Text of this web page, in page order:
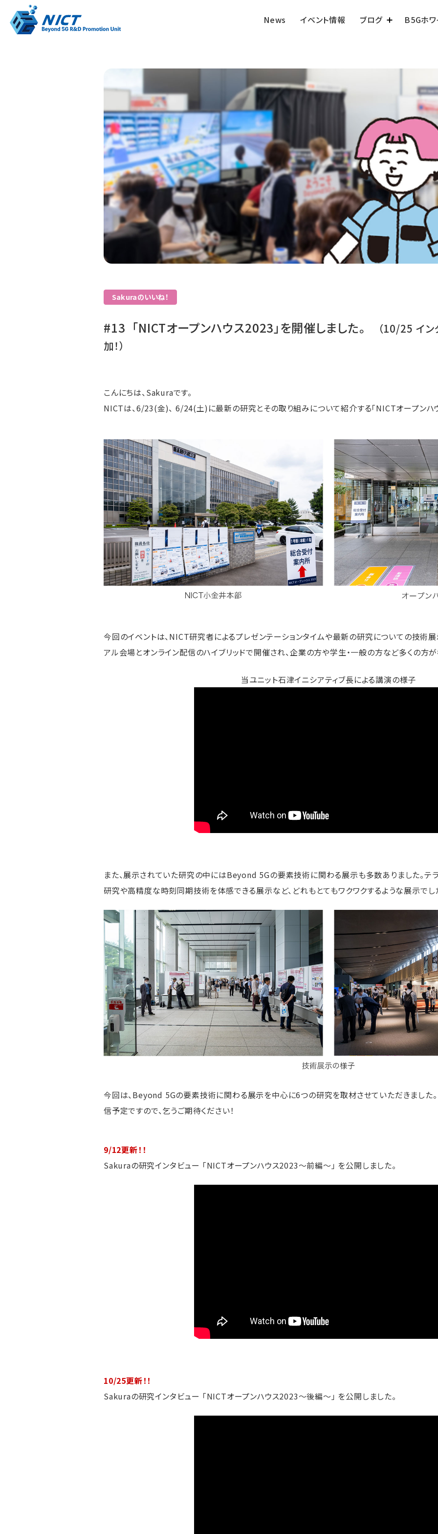
News イベント情報 ブログ B5Gホ
Sakuraのいいね！
#13 「NICTオープンハウス2023」を開催しました。
（10/25 イン
加！）
こんにちは、Sakuraです。
NICTは、6/23(金)、 6/24(土)に最新の研究とその取り組みについて紹介する「NICTオープンハ
今回のイベントは、NICT研究者によるプレゼンテーションタイムや最新の研究についての技術
アル会場とオンライン配信のハイブリッドで開催され、企業の方や学生・一般の方など多くの方が
当ユニット石津イニシアティブ長による講演の様子
また、展示されていた研究の中にはBeyond 5Gの要素技術に関わる展示も多数ありました。テ
研究や高精度な時刻同期技術を体感できる展示など、どれもとてもワクワクするような展示でし
今回は、Beyond 5Gの要素技術に関わる展示を中心に6つの研究を取材させていただきました
信予定ですので、乞うご期待ください！
9/12更新！！
Sakuraの研究インタビュー 「NICTオープンハウス2023～前編～」 を公開しました。
10/25更新！！
Sakuraの研究インタビュー 「NICTオープンハウス2023～後編～」 を公開しました。